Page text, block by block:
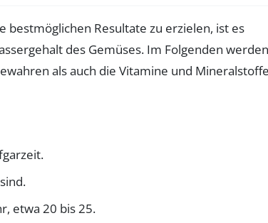
bestmöglichen Resultate zu erzielen, ist es
des Gemüses. Im Folgenden werden
als auch die Vitamine und
etwa 20 bis 25.